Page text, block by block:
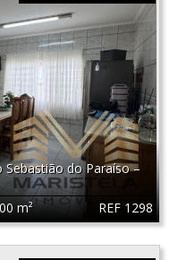
REF 1298
Sebastião do Paraíso–
m²